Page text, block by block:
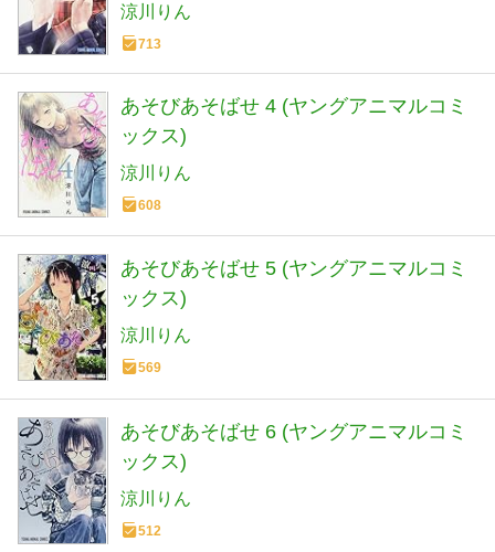
涼川りん
713
あそびあそばせ 4 (ヤングアニマルコミ
ックス)
涼川りん
608
あそびあそばせ 5 (ヤングアニマルコミ
ックス)
涼川りん
569
あそびあそばせ 6 (ヤングアニマルコミ
ックス)
涼川りん
512